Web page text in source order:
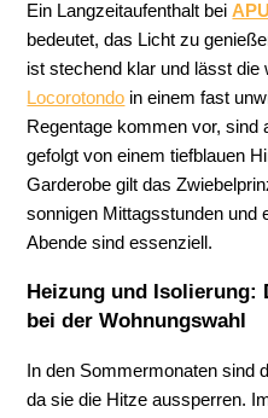
Ein Langzeitaufenthalt bei
bedeutet, das Licht zu
ist stechend klar und lässt
Locorotondo in einem fast
Regentage kommen vor, sind
gefolgt von einem tiefblauen
Garderobe gilt das
sonnigen Mittagsstunden und
Abende sind essenziell.
Heizung und
bei der Wohnungswahl
In den Sommermonaten sind
da sie die Hitze aussperren.